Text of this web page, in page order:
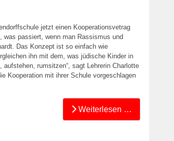
jetzt einen Kooperationsvetrag
was passiert, wenn man Rassismus und
Das Konzept ist so einfach wie
ihn mit dem, was jüdische Kinder in
rumsitzen“, sagt Lehrerin Charlotte
Kooperation mit ihrer Schule vorgeschlagen
Weiterlesen …